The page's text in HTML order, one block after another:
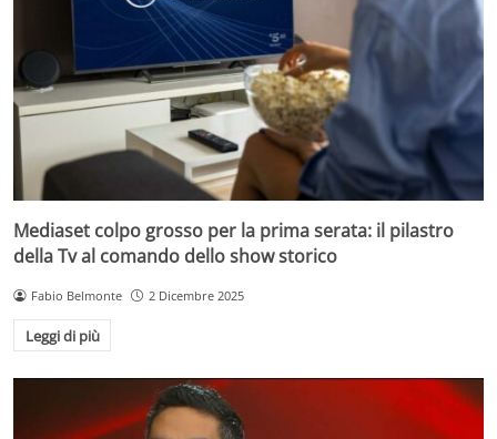
Mediaset colpo grosso per la prima serata: il pilastro
della Tv al comando dello show storico
Fabio Belmonte 2 Dicembre 2025
Leggi di più